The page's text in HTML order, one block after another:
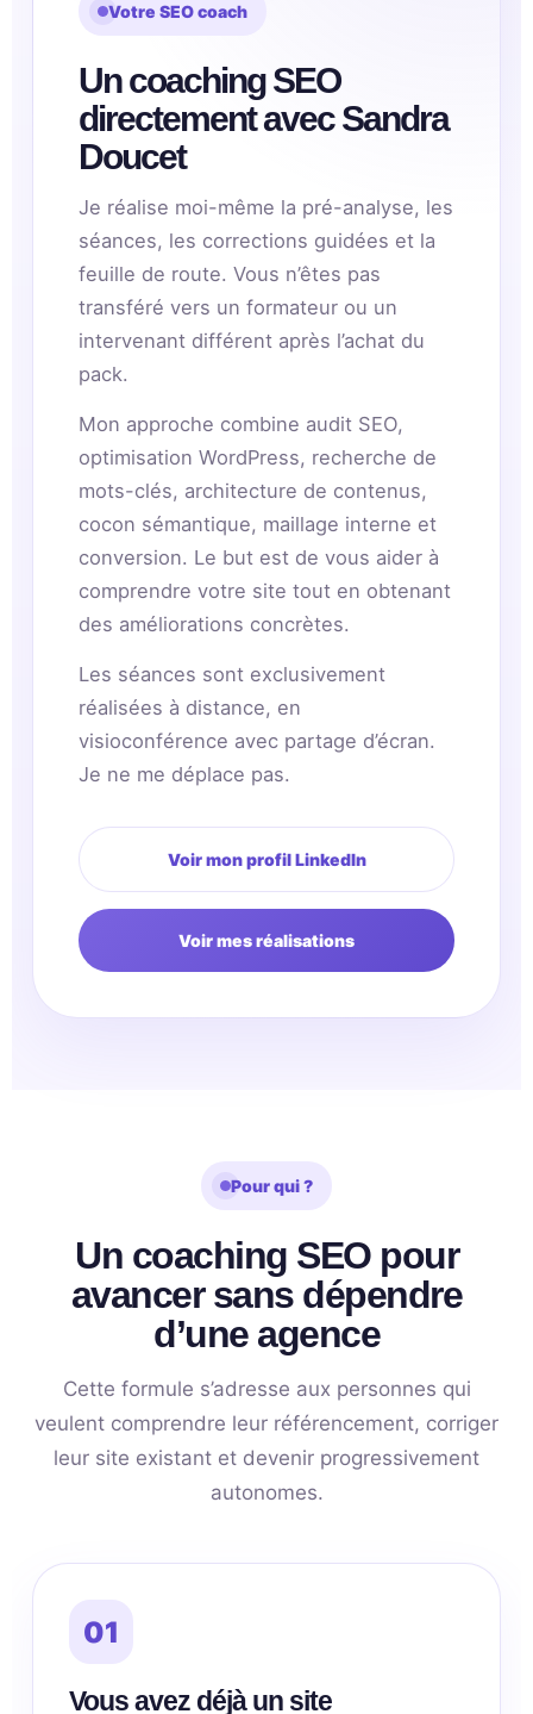
Votre SEO coach
Un coaching SEO
directement avec Sandra
Doucet
Je réalise moi-même la pré-analyse, les
séances, les corrections guidées et la
feuille de route. Vous n’êtes pas
transféré vers un formateur ou un
intervenant différent après l’achat du
pack.
Mon approche combine audit SEO,
optimisation WordPress, recherche de
mots-clés, architecture de contenus,
cocon sémantique, maillage interne et
conversion. Le but est de vous aider à
comprendre votre site tout en obtenant
des améliorations concrètes.
Les séances sont exclusivement
réalisées à distance, en
visioconférence avec partage d’écran.
Je ne me déplace pas.
Voir mon profil LinkedIn
Voir mes réalisations
Pour qui ?
Un coaching SEO pour
avancer sans dépendre
d’une agence
Cette formule s’adresse aux personnes qui
veulent comprendre leur référencement, corriger
leur site existant et devenir progressivement
autonomes.
01
Vous avez déjà un site